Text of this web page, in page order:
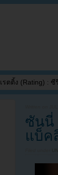
เรตติ้ง (Rating) : ซี
ซันนี่
แบ็ค